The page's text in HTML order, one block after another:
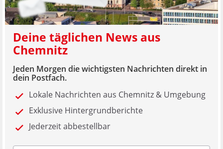
Deine täglichen News aus
Chemnitz
Jeden Morgen die wichtigsten Nachrichten direkt in
dein Postfach.
Lokale Nachrichten aus Chemnitz & Umgebung
Exklusive Hintergrundberichte
Jederzeit abbestellbar